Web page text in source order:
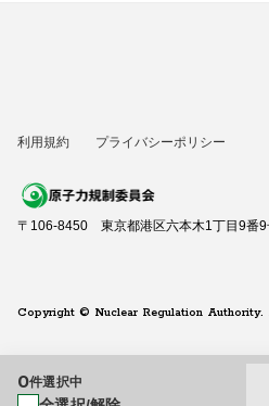
0件選択中
利用規約 プライバシーポリシー
〒106-8450 東京都港区六本木1丁目9番9
Copyright © Nuclear Regulation Authority.